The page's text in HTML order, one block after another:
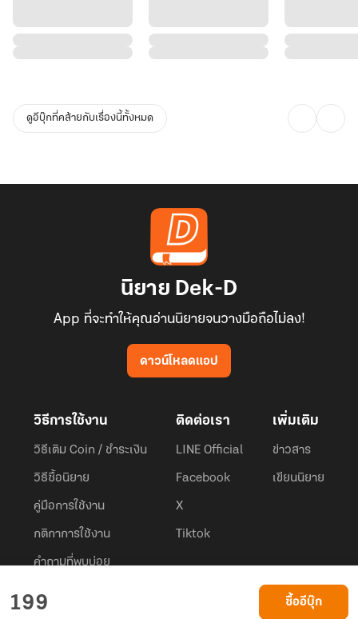
199 ซื้ออีบุ๊ก
ดูอีบุ๊กที่คล้ายกับเรื่องนี้ทั้งหมด
นิยาย Dek-D
App ที่จะทำให้คุณอ่านนิยายจนวางมือถือไม่ลง!
ดาวน์โหลดแอป
วิธีการใช้งาน
วิธีเติม Coin / ชำระเงิน
วิธีซื้อนิยาย
คู่มือการใช้งาน
กติกาการใช้งาน
คำถามที่พบบ่อย
ติดต่อเรา
LINE Official
Facebook
X
Tiktok
เพิ่มเติม
ข่าวสาร
เขียนนิยาย
© 2026 Privacy Policy
Dek-D.com ใช้คุกกี้เพื่อพัฒนาประสบการณ์ของ ผู้ใช้ให้ดียิ่งขึ้น
เรียนรู้เพิ่มเติมที่นี่
ยอมรับ